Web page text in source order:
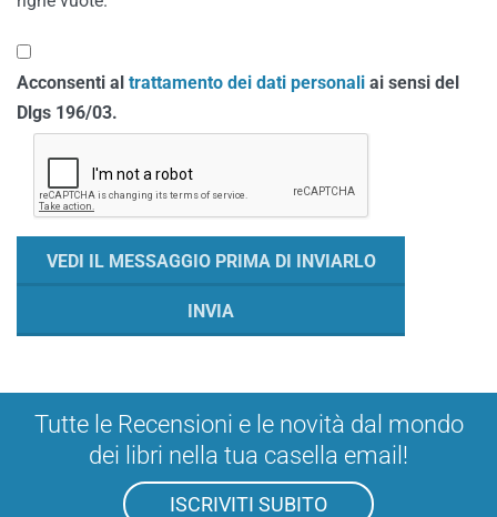
Acconsenti al trattamento dei dati personali ai sensi del
Dlgs 196/03.
Tutte le Recensioni e le novità dal mondo
dei libri nella tua casella email!
ISCRIVITI SUBITO